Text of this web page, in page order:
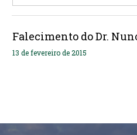
Falecimento do Dr.
13 de fevereiro de 2015